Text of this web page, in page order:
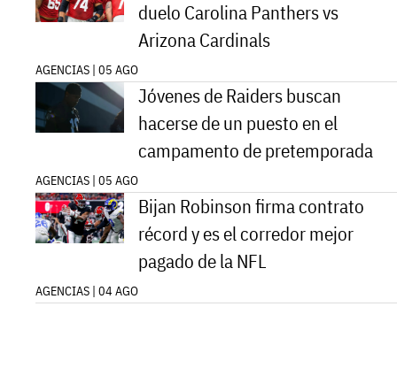
duelo Carolina Panthers vs
Arizona Cardinals
AGENCIAS | 05 AGO
Jóvenes de Raiders buscan
hacerse de un puesto en el
campamento de pretemporada
AGENCIAS | 05 AGO
Bijan Robinson firma contrato
récord y es el corredor mejor
pagado de la NFL
AGENCIAS | 04 AGO